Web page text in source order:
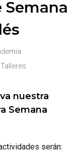
Talleres
nuestra
Semana
serán: